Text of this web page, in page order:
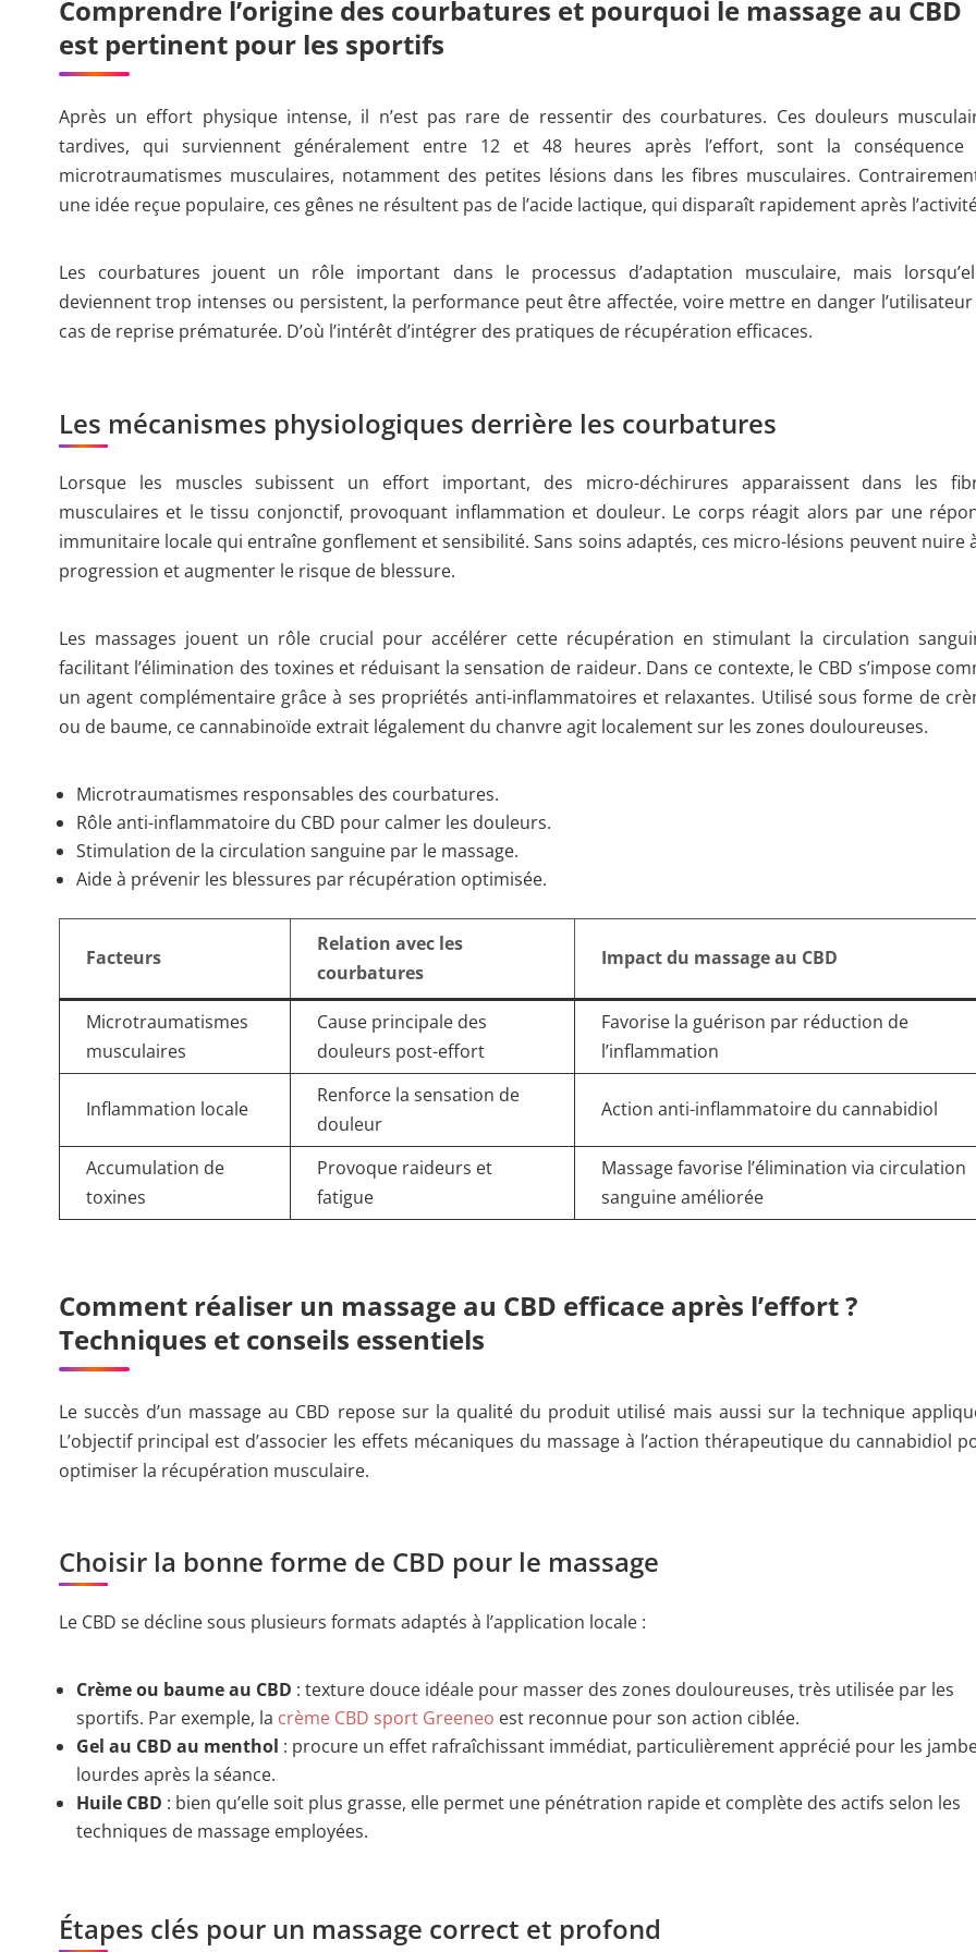
Comprendre l’origine des courbatures et pourquoi le massage au CBD
est pertinent pour les sportifs
Après un effort physique intense, il n’est pas rare de ressentir des courbatures. Ces douleurs
tardives, qui surviennent généralement entre 12 et 48 heures après l’effort, sont la conséquence
microtraumatismes musculaires, notamment des petites lésions dans les fibres musculaires.
une idée reçue populaire, ces gênes ne résultent pas de l’acide lactique, qui disparaît rapidement après
Les courbatures jouent un rôle important dans le processus d’adaptation musculaire, mais
deviennent trop intenses ou persistent, la performance peut être affectée, voire mettre en danger
cas de reprise prématurée. D’où l’intérêt d’intégrer des pratiques de récupération efficaces.
Les mécanismes physiologiques derrière les courbatures
Lorsque les muscles subissent un effort important, des micro-déchirures apparaissent dans les
musculaires et le tissu conjonctif, provoquant inflammation et douleur. Le corps réagit alors par une
immunitaire locale qui entraîne gonflement et sensibilité. Sans soins adaptés, ces micro-lésions peuvent nuire
progression et augmenter le risque de blessure.
Les massages jouent un rôle crucial pour accélérer cette récupération en stimulant la circulation
facilitant l’élimination des toxines et réduisant la sensation de raideur. Dans ce contexte, le CBD s’impose
un agent complémentaire grâce à ses propriétés anti-inflammatoires et relaxantes. Utilisé sous forme de
ou de baume, ce cannabinoïde extrait légalement du chanvre agit localement sur les zones douloureuses.
Microtraumatismes responsables des courbatures.
Rôle anti-inflammatoire du CBD pour calmer les douleurs.
Stimulation de la circulation sanguine par le massage.
Aide à prévenir les blessures par récupération optimisée.
Facteurs
Relation avec les
courbatures
Impact du massage au CBD
Microtraumatismes
musculaires
Cause principale des
douleurs post-effort
Favorise la guérison par réduction de
l’inflammation
Inflammation locale
Renforce la sensation de
douleur
Action anti-inflammatoire du cannabidiol
Accumulation de
toxines
Provoque raideurs et
fatigue
Massage favorise l’élimination via circulation
sanguine améliorée
Comment réaliser un massage au CBD efficace après l’effort ?
Techniques et conseils essentiels
Le succès d’un massage au CBD repose sur la qualité du produit utilisé mais aussi sur la technique
L’objectif principal est d’associer les effets mécaniques du massage à l’action thérapeutique du cannabidiol
optimiser la récupération musculaire.
Choisir la bonne forme de CBD pour le massage
Le CBD se décline sous plusieurs formats adaptés à l’application locale :
Crème ou baume au CBD : texture douce idéale pour masser des zones douloureuses, très utilisée par les
sportifs. Par exemple, la crème CBD sport Greeneo est reconnue pour son action ciblée.
Gel au CBD au menthol : procure un effet rafraîchissant immédiat, particulièrement apprécié pour les
lourdes après la séance.
Huile CBD : bien qu’elle soit plus grasse, elle permet une pénétration rapide et complète des actifs selon les
techniques de massage employées.
Étapes clés pour un massage correct et profond